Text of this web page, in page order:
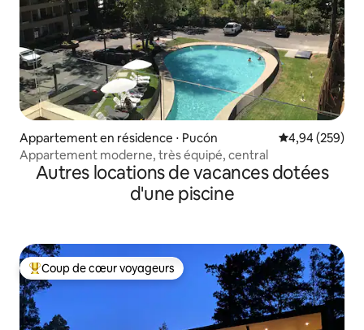
Appartement en résidence ⋅ Pucón Évaluation
4,94 (259)
Appartement moderne, très équipé, central
Autres locations de vacances dotées
d'une piscine
Coups de cœur voyageurs les plus appréciés
Coup de cœur voyageurs